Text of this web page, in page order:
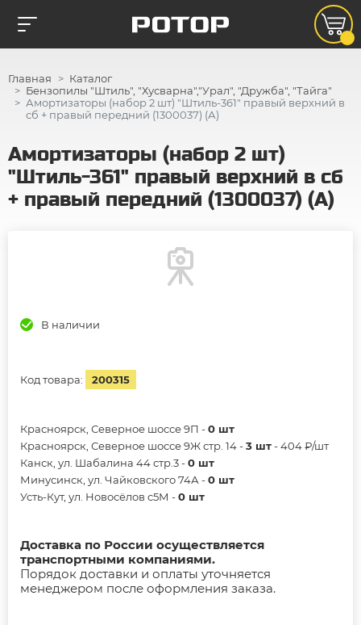
Главная
Каталог
Бензопилы "Штиль", "Хусварна","Урал", "Дружба", "Тайга"
Амортизаторы (набор 2 шт) "Штиль-361" правый верхний в
сб + правый передний (1300037) (А)
Амортизаторы (набор 2 шт)
"Штиль-361" правый верхний в сб
+ правый передний (1300037) (А)
В наличии
Код товара: 200315
Красноярск, Северное шоссе 9П -0 шт
Красноярск, Северное шоссе 9Ж стр. 14 -3 шт- 404 ₽/шт
Канск, ул. Шабалина 44 стр.3 -0 шт
Минусинск, ул. Чайковского 74А -0 шт
Усть-Кут, ул. Новосёлов с5М -0 шт
Доставка по России осуществляется
транспортными компаниями.
Порядок доставки и оплаты уточняется
менеджером после оформления заказа.